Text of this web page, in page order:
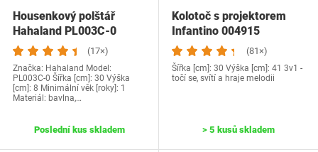
Housenkový polštář
Hahaland PL003C-0
(17×)
Značka: Hahaland Model:
PL003C-0 Šířka [cm]: 30 Výška
[cm]: 8 Minimální věk [roky]: 1
Materiál: bavlna,…
Poslední kus skladem
Kolotoč s projektorem
Infantino 004915
(81×)
Šířka [cm]: 30 Výška [cm]: 41 3v1 -
točí se, svítí a hraje melodii
> 5 kusů skladem